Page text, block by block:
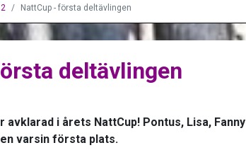
NattCup - första deltävlingen
deltävlingen
avklarad i årets NattCup! Pontus, Lisa, Fanny
varsin första plats.